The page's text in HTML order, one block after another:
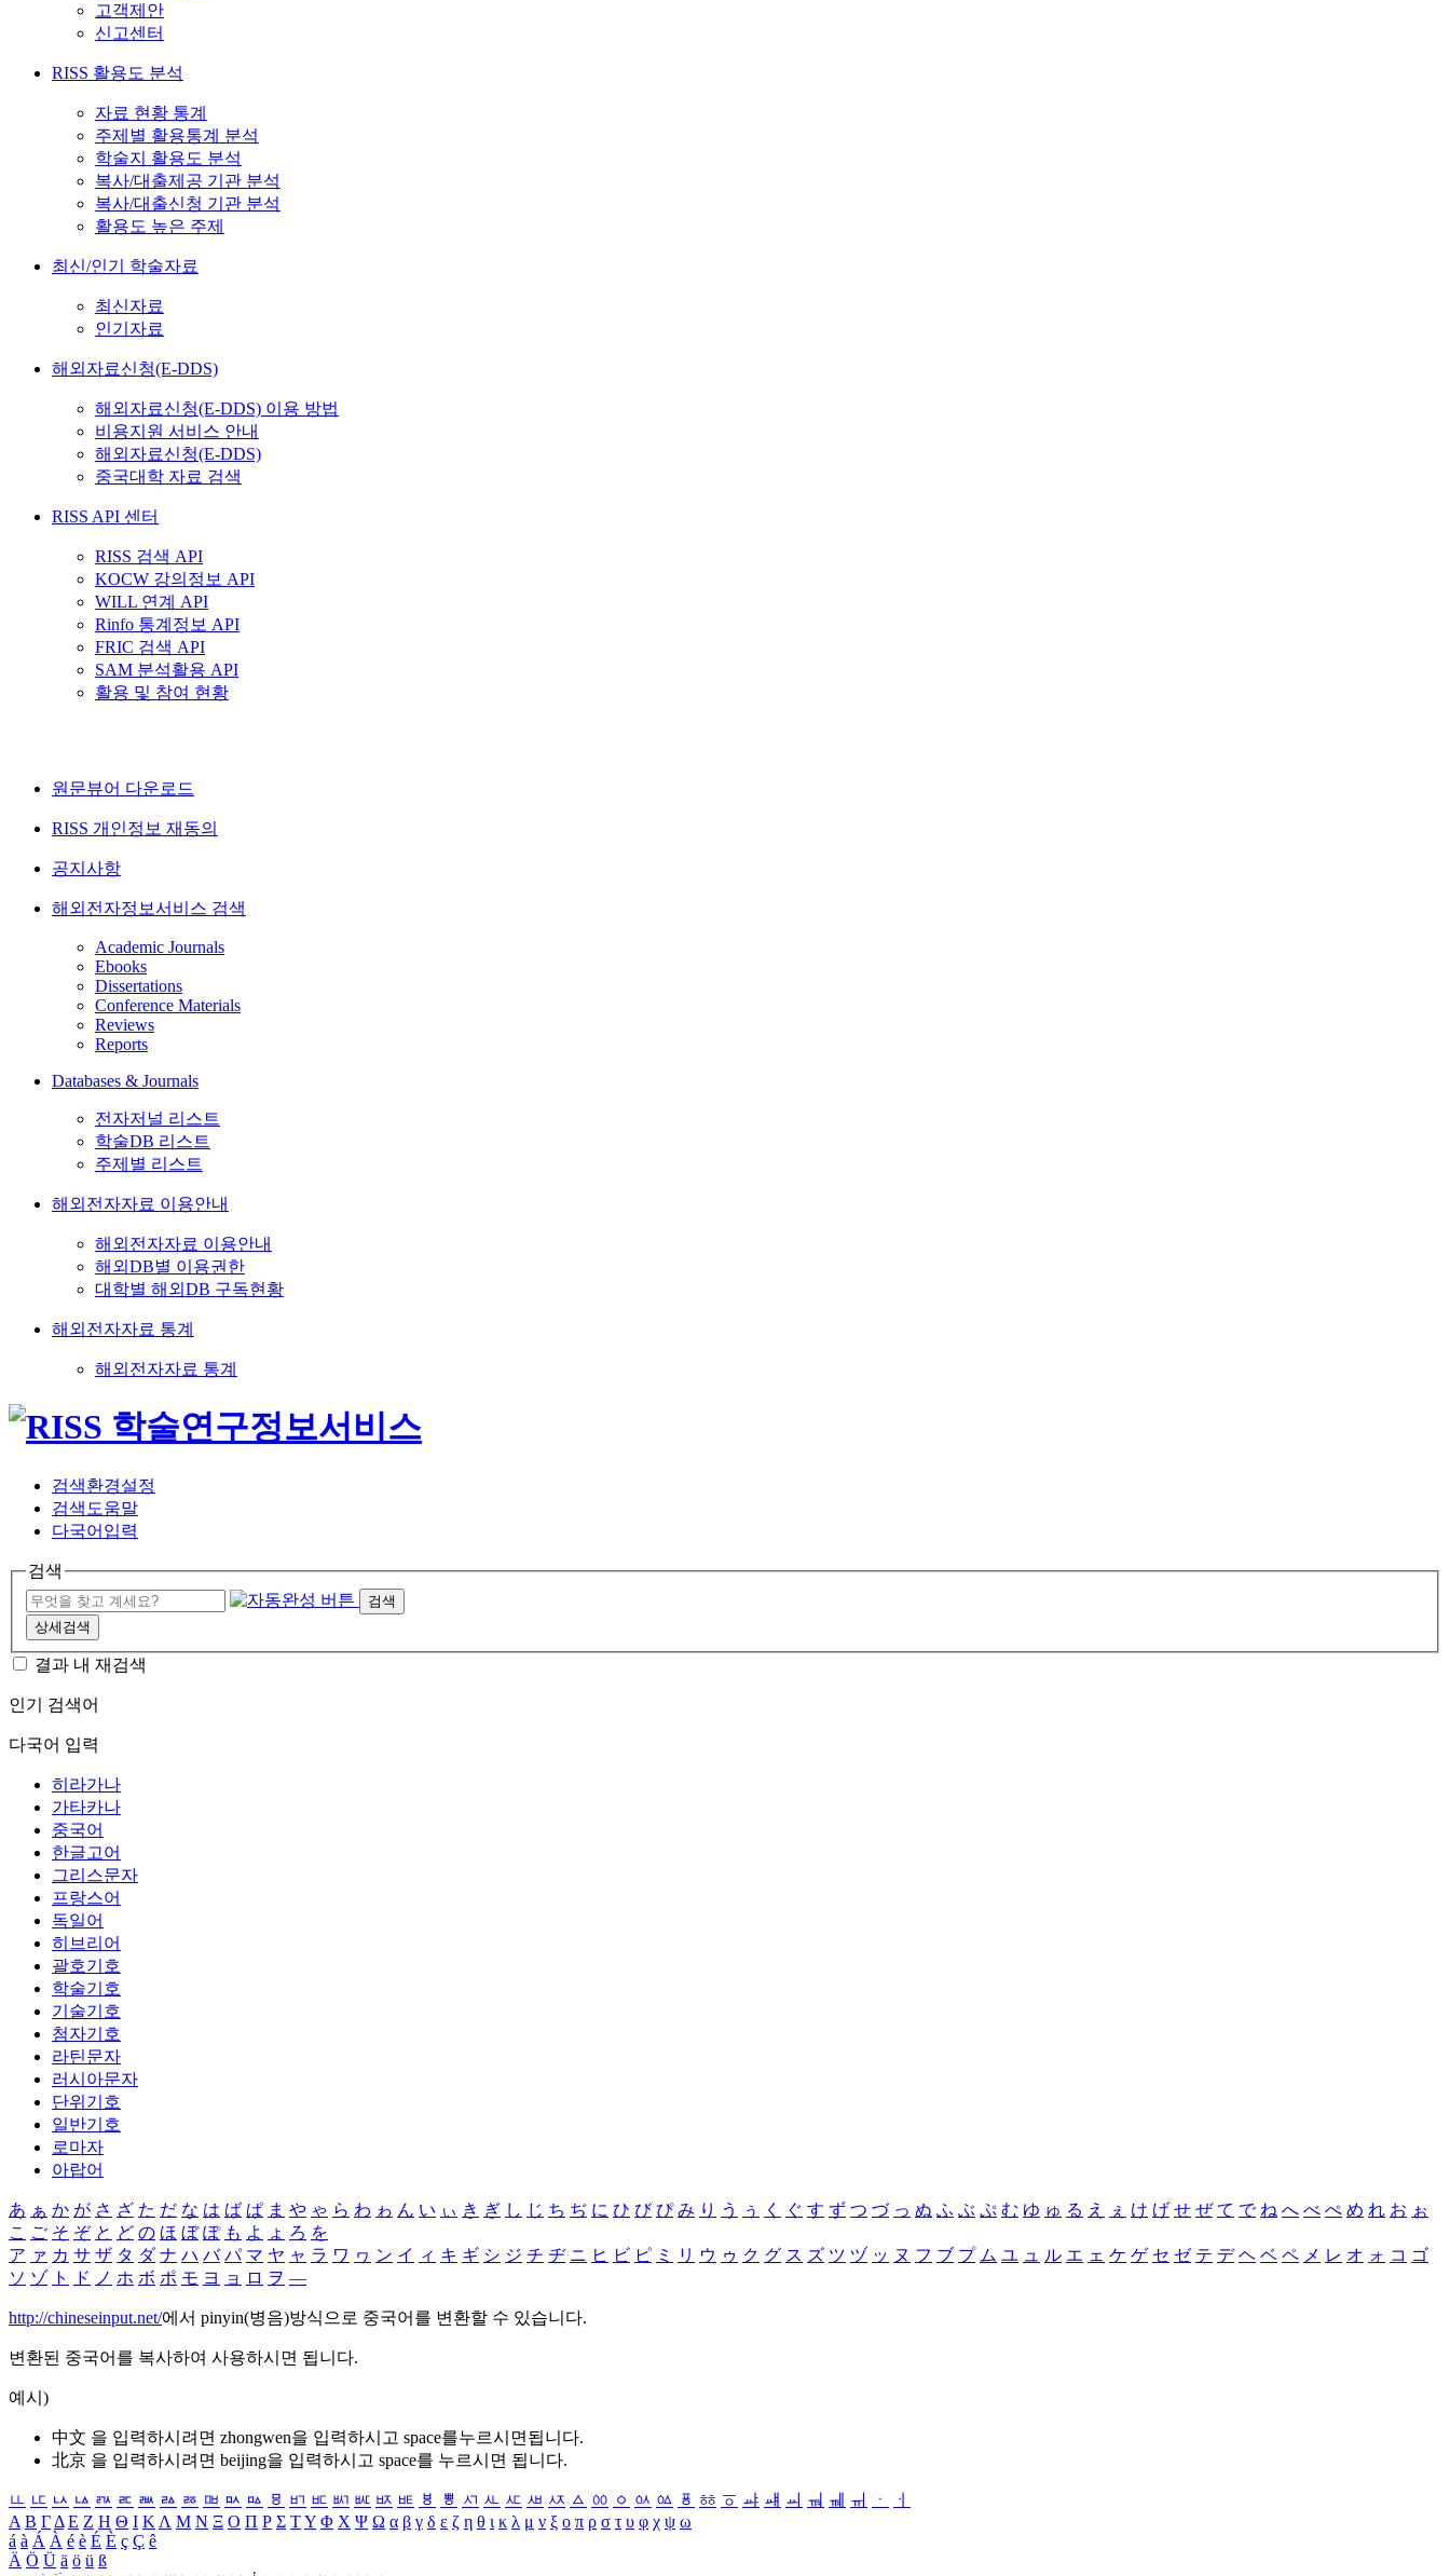
고객제안
신고센터
RISS 활용도 분석
자료 현황 통계
주제별 활용통계 분석
학술지 활용도 분석
복사/대출제공 기관 분석
복사/대출신청 기관 분석
활용도 높은 주제
최신/인기 학술자료
최신자료
인기자료
해외자료신청(E-DDS)
해외자료신청(E-DDS) 이용 방법
비용지원 서비스 안내
해외자료신청(E-DDS)
중국대학 자료 검색
RISS API 센터
RISS 검색 API
KOCW 강의정보 API
WILL 연계 API
Rinfo 통계정보 API
FRIC 검색 API
SAM 분석활용 API
활용 및 참여 현황
원문뷰어 다운로드
RISS 개인정보 재동의
공지사항
해외전자정보서비스 검색
Academic Journals
Ebooks
Dissertations
Conference Materials
Reviews
Reports
Databases & Journals
전자저널 리스트
학술DB 리스트
주제별 리스트
해외전자자료 이용안내
해외전자자료 이용안내
해외DB별 이용권한
대학별 해외DB 구독현황
해외전자자료 통계
해외전자자료 통계
검색환경설정
검색도움말
다국어입력
검색
검색
상세검색
결과 내 재검색
인기 검색어
다국어 입력
히라가나
가타카나
중국어
한글고어
그리스문자
프랑스어
독일어
히브리어
괄호기호
학술기호
기술기호
첨자기호
라틴문자
러시아문자
단위기호
일반기호
로마자
아랍어
あ ぁ か が さ ざ た だ な は ば ぱ ま や ゃ ら わ ゎ ん い ぃ き ぎ し じ ち ぢ に ひ び ぴ み り う ぅ く ぐ す ず つ づ っ ぬ ふ ぶ ぷ む ゆ ゅ る え ぇ け げ せ ぜ て で ね へ べ ぺ め れ お ぉ
こ ご そ ぞ と ど の ほ ぼ ぽ も よ ょ ろ を
ア ァ カ サ ザ タ ダ ナ ハ バ パ マ ヤ ャ ラ ワ ヮ ン イ ィ キ ギ シ ジ チ ヂ ニ ヒ ビ ピ ミ リ ウ ゥ ク グ ス ズ ツ ヅ ッ ヌ フ ブ プ ム ユ ュ ル エ ェ ケ ゲ セ ゼ テ デ ヘ ベ ペ メ レ オ ォ コ ゴ
ソ ゾ ト ド ノ ホ ボ ポ モ ヨ ョ ロ ヲ ―
http://chineseinput.net/에서 pinyin(병음)방식으로 중국어를 변환할 수 있습니다.
변환된 중국어를 복사하여 사용하시면 됩니다.
예시)
中文 을 입력하시려면 zhongwen을 입력하시고 space를누르시면됩니다.
北京 을 입력하시려면 beijing을 입력하시고 space를 누르시면 됩니다.
ㅥ ㅦ ㅧ ㅨ ㅩ ㅪ ㅫ ㅬ ㅭ ㅮ ㅯ ㅰ ㅱ ㅲ ㅳ ㅴ ㅵ ㅶ ㅷ ㅸ ㅹ ㅺ ㅻ ㅼ ㅽ ㅾ ㅿ ㆀ ㆁ ㆂ ㆃ ㆄ ㆅ ㆆ ㆇ ㆈ ㆉ ㆊ ㆋ ㆌ ㆍ
ㆎ
Α Β ΓΔ Ε Ζ Η Θ Ι ΚΛ Μ Ν Ξ Ο Π Ρ Σ ΤΥ Φ Χ Ψ Ω α β γ δ ε ζ η θ ι κ λ μ ν ξ ο π ρ σ τ υ φ χ ψ ω
á à Á À é è É È ç Ç ê
Ä Ö Ü ä ö ü ß